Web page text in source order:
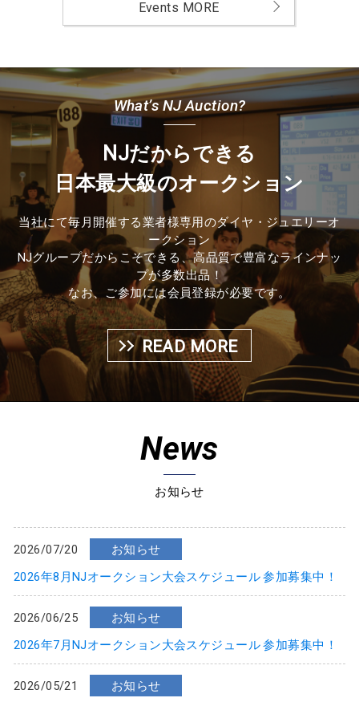
Events MORE
What’s NJ Auction?
NJだからできる
日本最大級のオークション
当社にて毎月開催する業者様専用のダイヤ・ジュエリーオ
ークション
NJグループだからこそできる、高品質で豊富なラインナッ
プが多数出品！
なお、ご参加には会員登録が必要です。
READ MORE
News
お知らせ
2026/07/20
お知らせ
2026年8月NJオークション大会スケジュール 参加募集中！
2026/06/25
お知らせ
2026年7月NJオークション大会スケジュール 参加募集中！
2026/05/21
お知らせ